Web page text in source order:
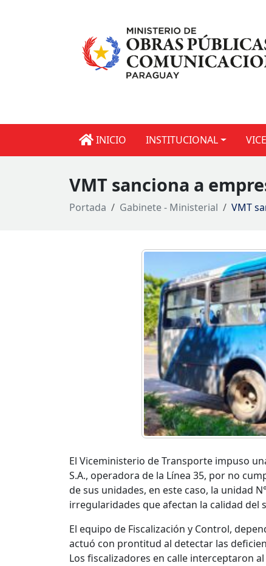
INICIO INSTITUCIONAL
VMT sanciona a
Portada Gabinete - Ministerial VMT
El Viceministerio de Transporte impuso
S.A., operadora de la Línea 35, por no
de sus unidades, en este caso, la unidad
irregularidades que afectan la calidad del
El equipo de Fiscalización y Control,
actuó con prontitud al detectar las
Los fiscalizadores en calle interceptaron